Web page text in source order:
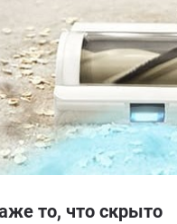
то, что скрыто